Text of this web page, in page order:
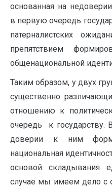
основанная на
в первую очередь
патерналистских
препятствием
общенациональной
Таким образом, у двух
существенно
отношению к
очередь к государству.
доверии к ним
национальная
основой складывания
случае мы имеем дело с